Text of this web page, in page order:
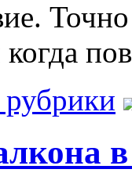
рубрики